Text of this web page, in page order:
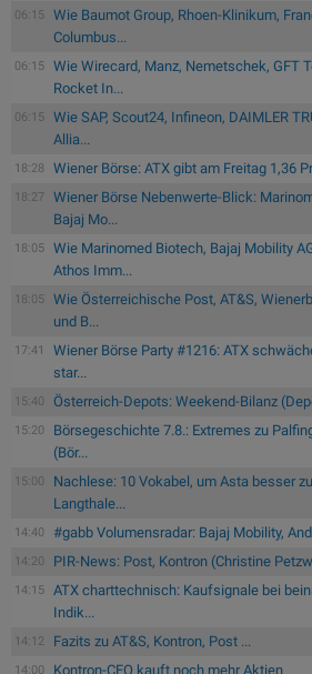
06:15
Wie Baumot Group, Rhoen-Klinikum,
Columbus...
06:15
Wie Wirecard, Manz, Nemetschek, GFT
Rocket In...
06:15
Wie SAP, Scout24, Infineon, DAIMLER
Allia...
18:28 Wiener Börse: ATX gibt am Freitag 1,36
18:27
Wiener Börse Nebenwerte-Blick:
Bajaj Mo...
18:05
Wie Marinomed Biotech, Bajaj Mobility
Athos Imm...
18:05
Wie Österreichische Post, AT&S,
und B...
17:41
Wiener Börse Party #1216: ATX
star...
15:40 Österreich-Depots: Weekend-Bilanz
15:20
Börsegeschichte 7.8.: Extremes zu
(Bör...
15:00
Nachlese: 10 Vokabel, um Asta besser
Langthale...
14:40 #gabb Volumensradar: Bajaj Mobility,
14:20 PIR-News: Post, Kontron (Christine
14:15
ATX charttechnisch: Kaufsignale bei
Indik...
14:12 Fazits zu AT&S, Kontron, Post ...
14:00 Kontron-CEO kauft noch mehr Aktien